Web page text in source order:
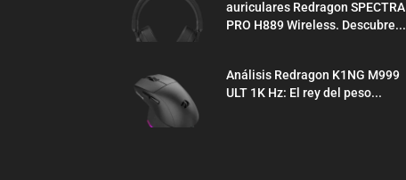
auriculares Redragon SPECTRA
PRO H889 Wireless. Descubre...
Análisis Redragon K1NG M999
ULT 1K Hz: El rey del peso...